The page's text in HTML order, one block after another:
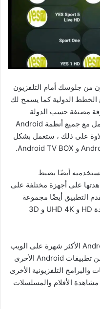
من جلوسك أمام التلفزيون
الدولية كما يسمح لك
مصنفة حسب الدولة
والتصنيف التطبيق قادر أيضًا على العمل مع جميع أنظمة Android
على ذلك ، ستعمل بشكل
أيضًا بضبط
على أجهزة مختلفة على
التطبيق أيضًا مجموعة
متنوعة من ميزات العرض ، خاصة جودة HD و UHD 4K و 3D
من المحتمل أيضًا أن يكون تطبيق Android الأكثر شهرة على الويب
تشتهر بفوائدها المجانية كما أنه يبرز من تطبيقات Android الأخرى
التلفزيونية الأخرى
مشاهدة الأفلام والمسلسلات